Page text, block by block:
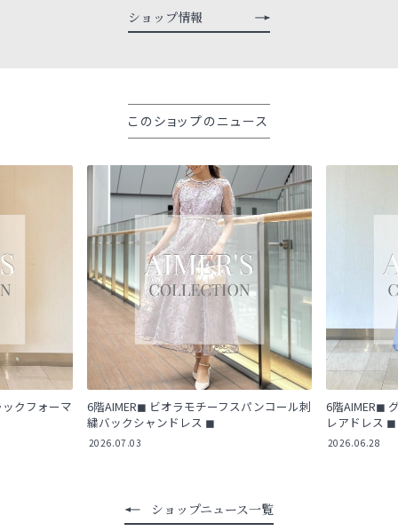
ショップ情報
このショップのニュース
クフォーマ
6階AIMER◼︎ ビオラモチーフスパンコール刺
繍バックシャンドレス ◼︎
2026.07.03
6階AIMER◼︎
レアドレス ◼︎
2026.06.28
ショップニュース一覧